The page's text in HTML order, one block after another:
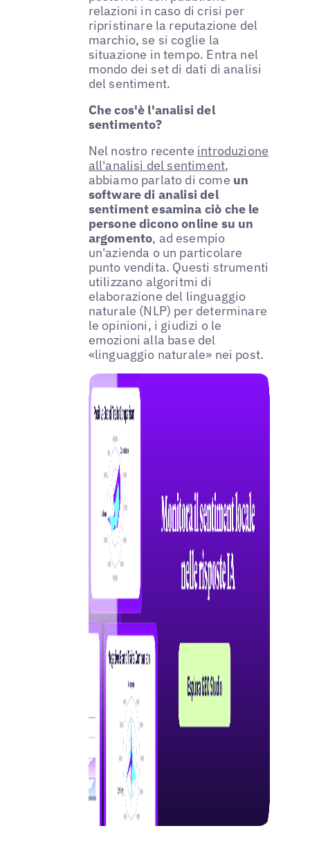
relazioni in caso di crisi per
ripristinare la reputazione del
marchio, se si coglie la
situazione in tempo. Entra nel
mondo dei set di dati di analisi
del sentiment.
Che cos'è l'analisi del
sentimento?
Nel nostro recente introduzione
all'analisi del sentiment,
abbiamo parlato di come un
software di analisi del
sentiment esamina ciò che le
persone dicono online su un
argomento, ad esempio
un'azienda o un particolare
punto vendita. Questi strumenti
utilizzano algoritmi di
elaborazione del linguaggio
naturale (NLP) per determinare
le opinioni, i giudizi o le
emozioni alla base del
«linguaggio naturale» nei post.